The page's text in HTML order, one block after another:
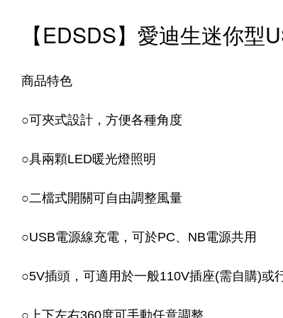
【EDSDS】愛迪生迷你
商品特色
○可夾式設計，方便各種角度
○具兩顆LED暖光燈照明
○二檔式開關可自由調整風量
○USB電源線充電，可於PC、NB電源共用
○5V插頭，可適用於一般110V插座(需自購)或
○ 上下左右360度可手動任意調整